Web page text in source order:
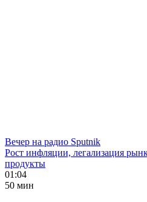
Вечер на радио Sputnik
Рост инфляции, легализация
продукты
01:04
50 мин